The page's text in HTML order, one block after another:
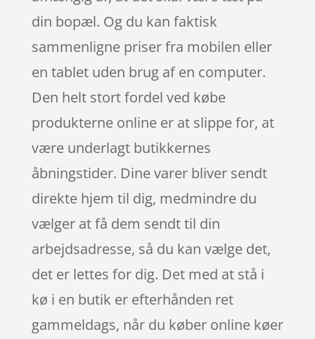
din bopæl. Og du kan faktisk
sammenligne priser fra mobilen eller
en tablet uden brug af en computer.
Den helt stort fordel ved købe
produkterne online er at slippe for, at
være underlagt butikkernes
åbningstider. Dine varer bliver sendt
direkte hjem til dig, medmindre du
vælger at få dem sendt til din
arbejdsadresse, så du kan vælge det,
det er lettes for dig. Det med at stå i
kø i en butik er efterhånden ret
gammeldags, når du køber online køer